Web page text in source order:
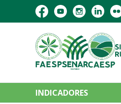
INDICADORES